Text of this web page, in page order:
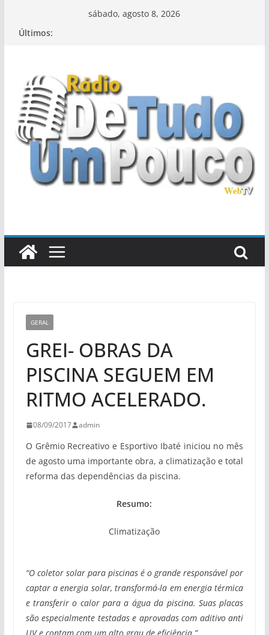
sábado, agosto 8, 2026
Últimos:
GERAL
GREI- OBRAS DA
PISCINA SEGUEM EM
RITMO ACELERADO.
08/09/2017 admin
O Grêmio Recreativo e Esportivo Ibaté iniciou no mês
de agosto uma importante obra, a climatização e total
reforma das dependências da piscina.
Resumo:
Climatização
“O coletor solarpara piscinas é o grande responsável por
captar a energia solar, transformá-la em energia térmica
e transferir o calor para a água da piscina. Suas placas
são especialmente testadas e aprovadas com aditivo anti